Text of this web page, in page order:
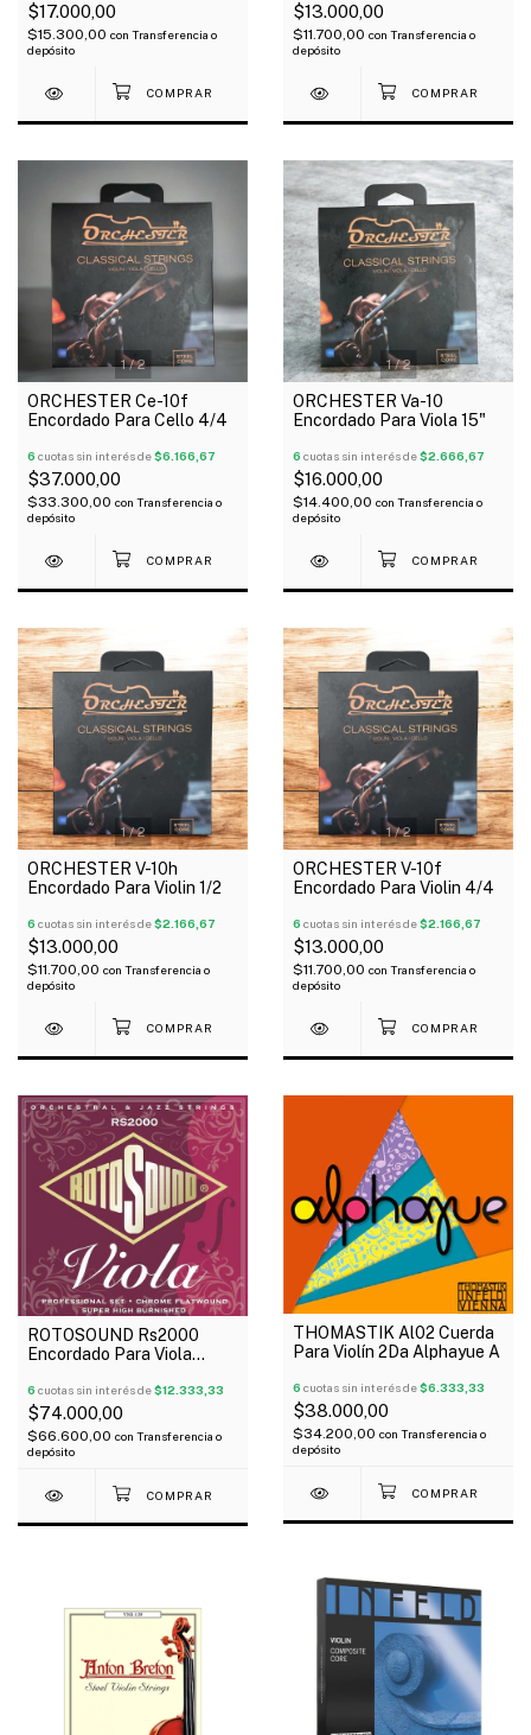
$17.000,00
$15.300,00 con Transferencia o
depósito
$13.000,00
$11.700,00 con Transferencia o
depósito
1/2
ORCHESTER Ce-10f
Encordado Para Cello 4/4
6 cuotas sin interés de$6.166,67
$37.000,00
$33.300,00 con Transferencia o
depósito
1/2
ORCHESTER Va-10
Encordado Para Viola 15"
6 cuotas sin interés de$2.666,67
$16.000,00
$14.400,00 con Transferencia o
depósito
1/2
ORCHESTER V-10h
Encordado Para Violin 1/2
6 cuotas sin interés de$2.166,67
$13.000,00
$11.700,00 con Transferencia o
depósito
1/2
ORCHESTER V-10f
Encordado Para Violin 4/4
6 cuotas sin interés de$2.166,67
$13.000,00
$11.700,00 con Transferencia o
depósito
ROTOSOUND Rs2000
Encordado Para Viola
6 cuotas sin interés de$12.333,33
$74.000,00
$66.600,00 con Transferencia o
depósito
THOMASTIK Al02 Cuerda
Para Violín 2Da Alphayue A
6 cuotas sin interés de$6.333,33
$38.000,00
$34.200,00 con Transferencia o
depósito